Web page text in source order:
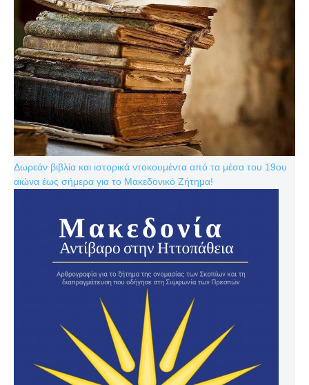
Δωρεάν βιβλία και ιστορικά ντοκουμέντα από τα μέσα του 19ου
αιώνα έως σήμερα για το Μακεδονικό Ζήτημα!